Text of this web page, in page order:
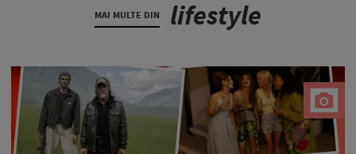
MAI MULTE DIN lifestyle